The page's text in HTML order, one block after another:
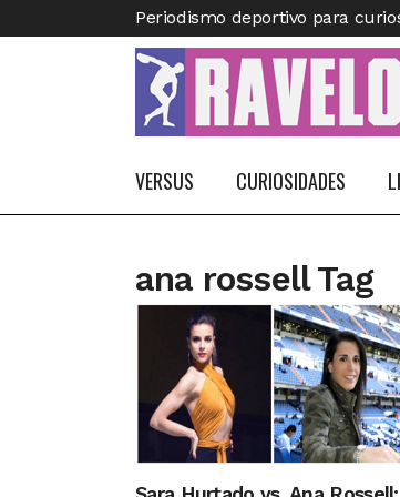
Periodismo deportivo para
VERSUS CURIOSIDADES
ana rossell Tag